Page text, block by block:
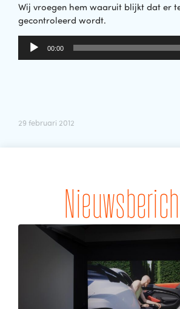
Wij vroegen hem waaruit blijkt dat er
gecontroleerd wordt.
Audiospeler
00:00
29 februari 2012